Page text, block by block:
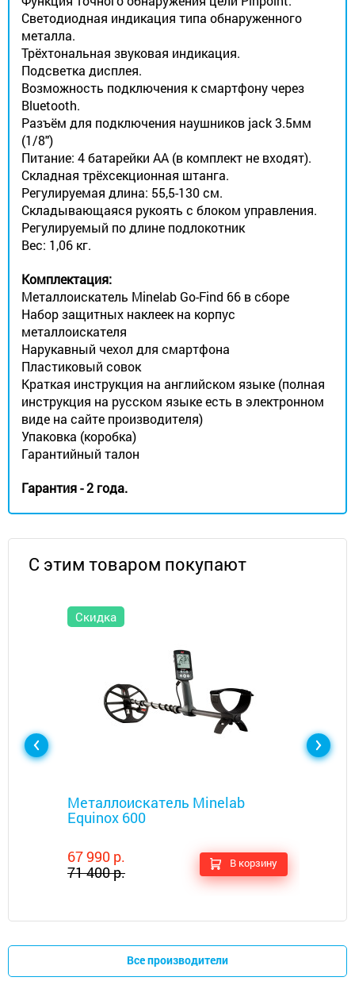
Светодиодная индикация типа обнаруженного
металла.
Трёхтональная звуковая индикация.
Подсветка дисплея.
Возможность подключения к смартфону через
Bluetooth.
Разъём для подключения наушников jack 3.5мм
(1/8")
Питание: 4 батарейки АА (в комплект не входят).
Складная трёхсекционная штанга.
Регулируемая длина: 55,5-130 см.
Складывающаяся рукоять с блоком управления.
Регулируемый по длине подлокотник
Вес: 1,06 кг.
Комплектация:
Металлоискатель Minelab Go-Find 66 в сборе
Набор защитных наклеек на корпус
металлоискателя
Нарукавный чехол для смартфона
Пластиковый совок
Краткая инструкция на английском языке (полная
инструкция на русском языке есть в электронном
виде на сайте производителя)
Упаковка (коробка)
Гарантийный талон
Гарантия - 2 года.
С этим товаром покупают
Скидка
Металлоискатель Minelab
Equinox 600
67 990 р.
71 400 р.
В корзину
Все производители